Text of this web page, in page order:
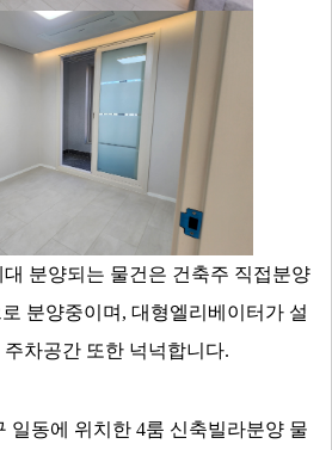
분양되는 물건은 건축주 직접분양
분양중이며, 대형엘리베이터가 설
차공간 또한 넉넉합니다.
일동에 위치한 4룸 신축빌라분양 물